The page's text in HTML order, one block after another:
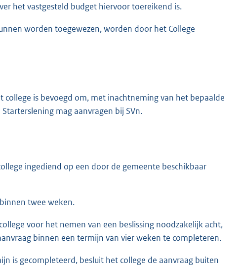
het vastgesteld budget hiervoor toereikend is.
worden toegewezen, worden door het College
is bevoegd om, met inachtneming van het bepaalde
mag aanvragen bij SVn.
ingediend op een door de gemeente beschikbaar
twee weken.
voor het nemen van een beslissing noodzakelijk acht,
binnen een termijn van vier weken te completeren.
is gecompleteerd, besluit het college de aanvraag buiten